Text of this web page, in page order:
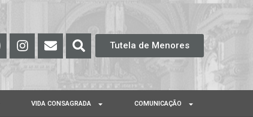
Tutela de Menores
VIDA CONSAGRADA COMUNICAÇÃO